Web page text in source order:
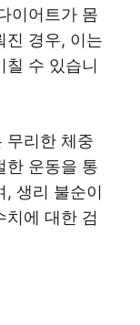
이어트가 몸
진 경우, 이는
칠 수 있습니
무리한 체중
한 운동을 통
, 생리 불순이
치에 대한 검